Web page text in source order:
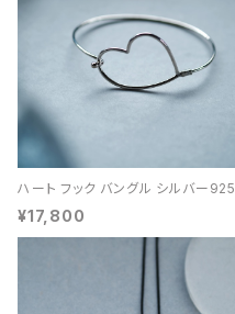
ハート フック バングル シルバー925
¥17,800